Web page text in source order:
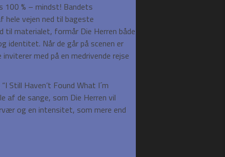
100 % – mindst! Bandets
hele vejen ned til bageste
til materialet, formår Die Herren både
identitet. Når de går på scenen er
med på en medrivende rejse
Still Haven’t Found What I´m
af de sange, som Die Herren vil
og en intensitet, som mere end